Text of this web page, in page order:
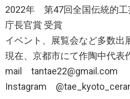
2022年 第47回全国伝統的
庁長官賞 受賞
イベント、展覧会など多数出
現在、京都市にて作陶中代表
mail tantae22@gmail.com
Instagram